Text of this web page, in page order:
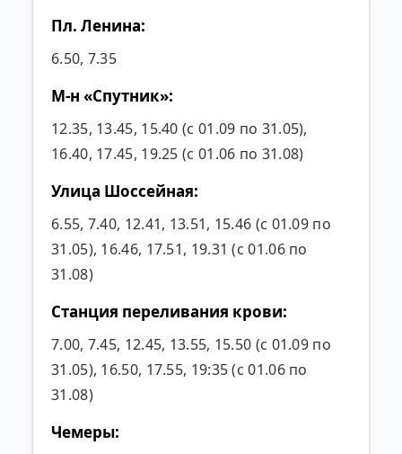
Пл. Ленина:
6.50, 7.35
М-н «Спутник»:
12.35, 13.45, 15.40 (с 01.09 по 31.05),
16.40, 17.45, 19.25 (с 01.06 по 31.08)
Улица Шоссейная:
6.55, 7.40, 12.41, 13.51, 15.46 (с 01.09 по
31.05), 16.46, 17.51, 19.31 (с 01.06 по
31.08)
Станция переливания крови:
7.00, 7.45, 12.45, 13.55, 15.50 (с 01.09 по
31.05), 16.50, 17.55, 19:35 (с 01.06 по
31.08)
Чемеры: